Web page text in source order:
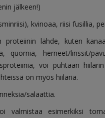
jälkeen!)
kvinoaa, riisi fusillia,
proteiinin lähde, kuten
quornia, herneet/linssit/
voi puhtaan
on myös hiilaria.
salaattia.
valmistaa esimerkiksi